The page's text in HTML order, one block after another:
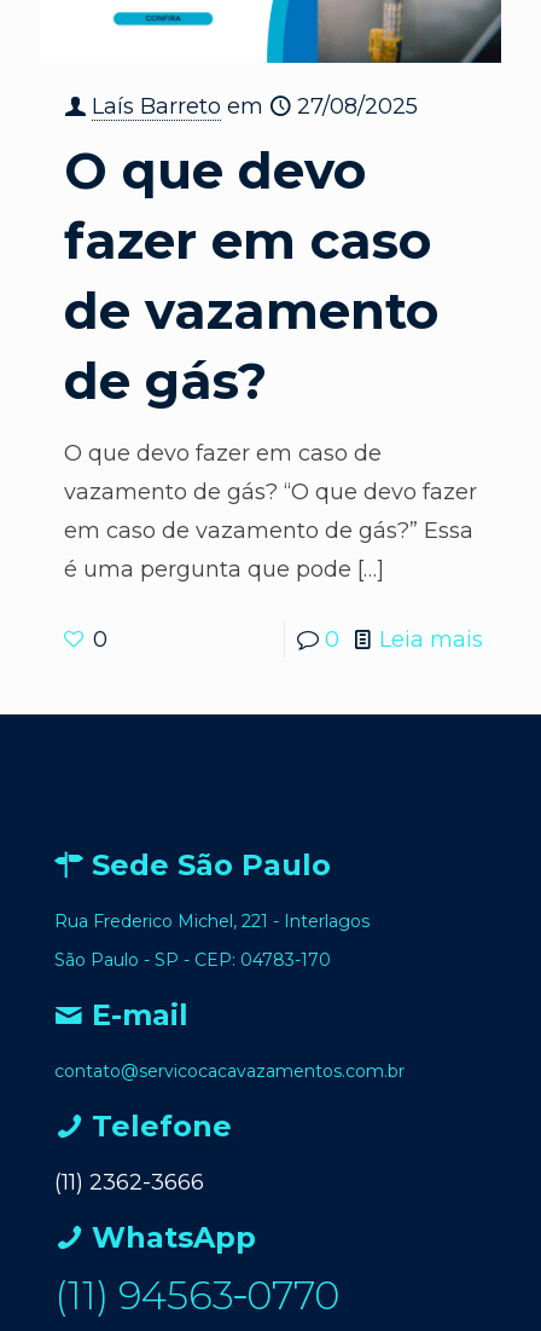
Laís Barreto em 27/08/2025
O que devo
fazer em caso
de vazamento
de gás?
O que devo fazer em caso de
vazamento de gás? “O que devo fazer
em caso de vazamento de gás?” Essa
é uma pergunta que pode […]
0 0 Leia mais
Sede São Paulo
Rua Frederico Michel, 221 - Interlagos
São Paulo - SP - CEP: 04783-170
E-mail
contato@servicocacavazamentos.com.br
Telefone
(11) 2362-3666
WhatsApp
(11) 94563‑0770